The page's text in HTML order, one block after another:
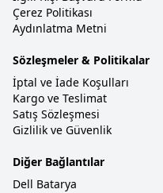
Çerez Politikası
Aydınlatma Metni
Sözleşmeler & Politikalar
İptal ve İade Koşulları
Kargo ve Teslimat
Satış Sözleşmesi
Gizlilik ve Güvenlik
Diğer Bağlantılar
Dell Batarya